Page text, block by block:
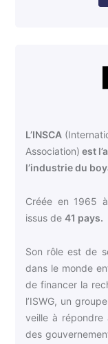
L’INSCA
Association) est
l’industrie du
Créée en 1965
issus de41 pays.
Son rôle est de
dans le monde
de financer la
l’ISWG, un
veille à répondre
des